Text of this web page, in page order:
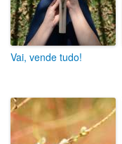
Vai, vende tudo!